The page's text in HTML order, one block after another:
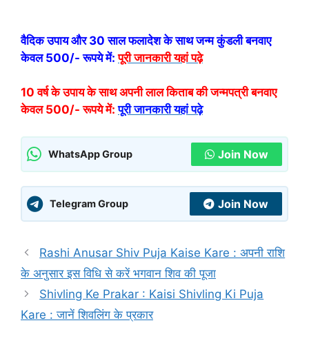
वैदिक उपाय और 30 साल फलादेश के साथ जन्म कुंडली बनवाए
केवल 500/- रूपये में: पूरी जानकारी यहां पढ़े
10 वर्ष के उपाय के साथ अपनी लाल किताब की जन्मपत्री बनवाए
केवल 500/- रूपये में: पूरी जानकारी यहां पढ़े
WhatsApp Group Join Now
Telegram Group Join Now
Rashi Anusar Shiv Puja Kaise Kare : अपनी राशि
के अनुसार इस विधि से करें भगवान शिव की पूजा
Shivling Ke Prakar : Kaisi Shivling Ki Puja
Kare : जानें शिवलिंग के प्रकार